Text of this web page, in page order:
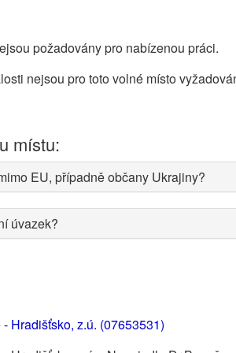
požadovány pro nabízenou práci.
nejsou pro toto volné místo
místu:
EU, případně občany Ukrajiny?
úvazek?
Hradišťsko, z.ú. (07653531)